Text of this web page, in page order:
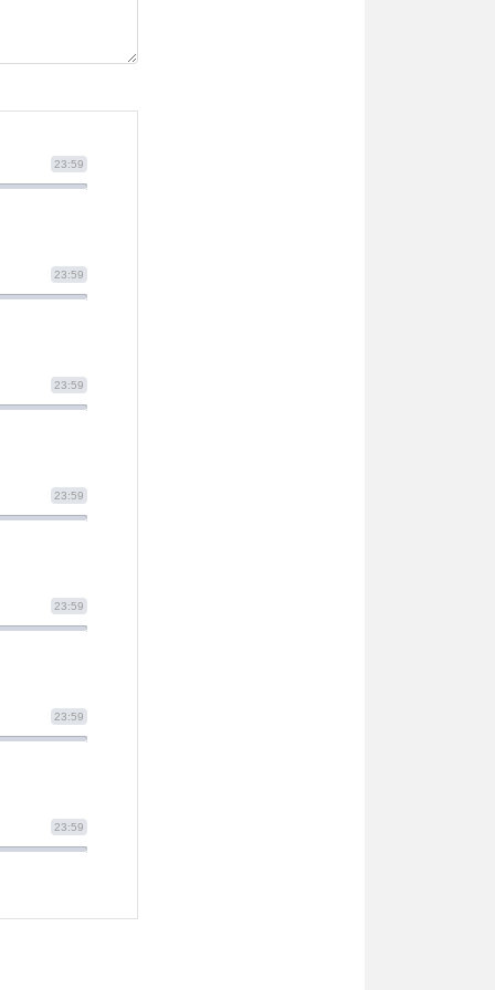
23:59
23:59
23:59
23:59
23:59
23:59
23:59